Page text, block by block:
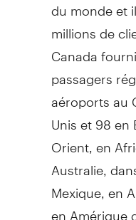
millions de
Canada
passagers
aéroports au
Unis et 98 en
Orient, en
Australie,
Mexique, en
en Amérique